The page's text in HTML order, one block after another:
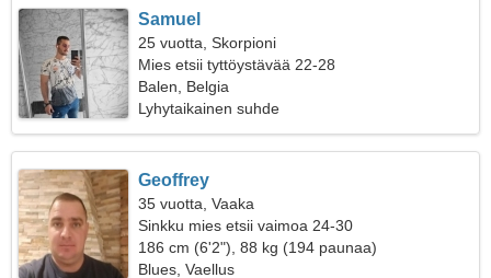
Samuel
25 vuotta, Skorpioni
Mies etsii tyttöystävää 22-28
Balen, Belgia
Lyhytaikainen suhde
Geoffrey
35 vuotta, Vaaka
Sinkku mies etsii vaimoa 24-30
186 cm (6'2"), 88 kg (194 paunaa)
Blues, Vaellus